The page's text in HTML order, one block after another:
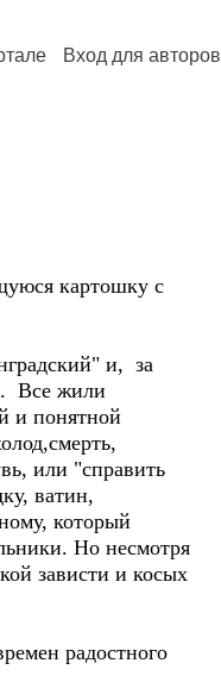
Вход для авторов
картошку с
и, за
Все жили
и понятной
или "справить
ватин,
который
Но несмотря
зависти и косых
радостного